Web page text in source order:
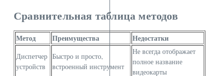
Сравнительная таблица методов
Метод Преимущества Недостатки
Диспетчер
устройств
Быстро и просто,
встроенный инструмент
Не всегда отображает
полное название
видеокарты